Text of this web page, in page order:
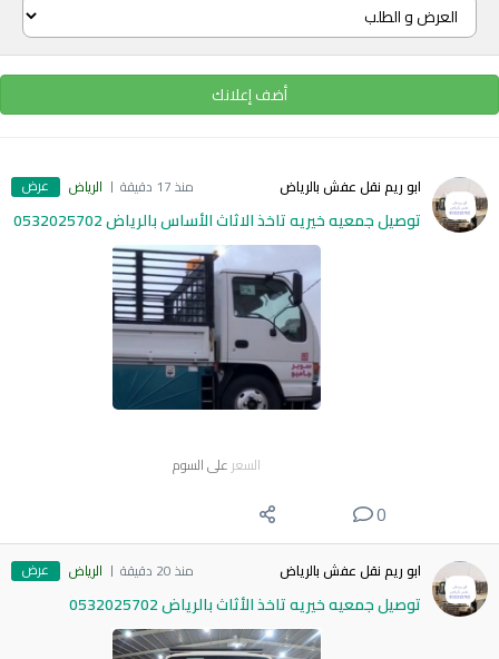
أضف إعلانك
ابو ريم نقل عفش بالرياض منذ 17 دقيقة الرياض عرض
توصيل جمعيه خيريه تاخذ الاثاث الأساس بالرياض 0532025702
السعر على السوم
0
ابو ريم نقل عفش بالرياض منذ 20 دقيقة الرياض عرض
توصيل جمعيه خيريه تاخذ الأثاث بالرياض 0532025702